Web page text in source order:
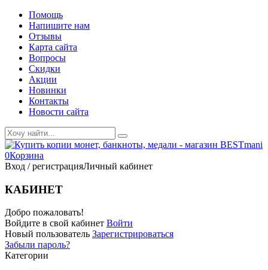
Помощь
Напишите нам
Отзывы
Карта сайта
Вопросы
Скидки
Акции
Новинки
Контакты
Новости сайта
0Корзина
Вход / регистрацияЛичный кабинет
КАБИНЕТ
Добро пожаловать!
Войдите в свой кабинет Войти
Новый пользователь Зарегистрироваться
Забыли пароль?
Категории